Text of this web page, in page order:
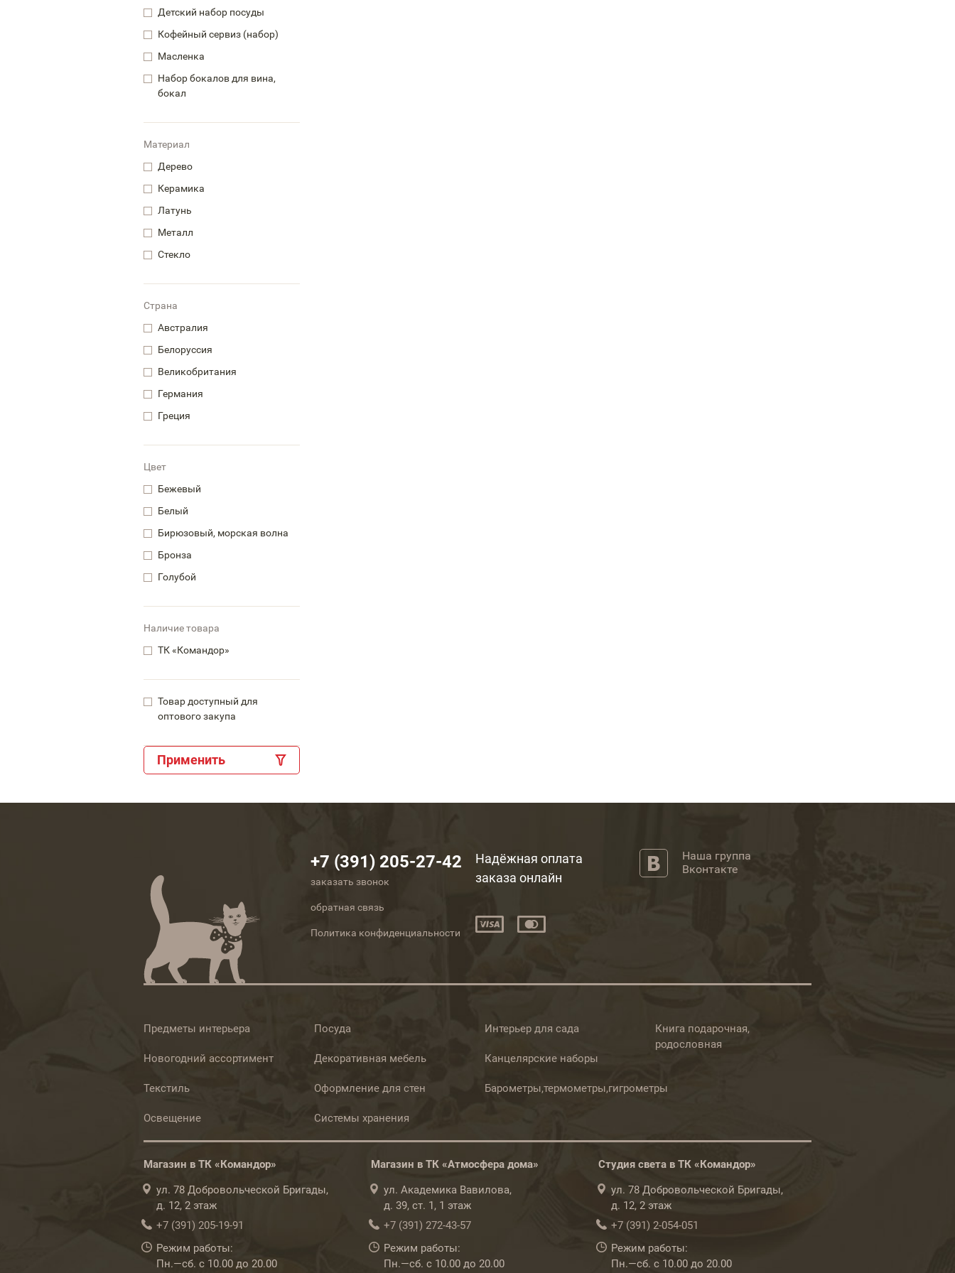
Детский набор посуды
Кофейный сервиз (набор)
Масленка
Набор бокалов для вина,
бокал
Материал
Дерево
Керамика
Латунь
Металл
Стекло
Страна
Австралия
Белоруссия
Великобритания
Германия
Греция
Цвет
Бежевый
Белый
Бирюзовый, морская волна
Бронза
Голубой
Наличие товара
ТК «Командор»
Товар доступный для
оптового закупа
Применить
+7 (391) 205-27-42
заказать звонок
обратная связь
Политика конфиденциальности
Надёжная оплата
заказа онлайн
Наша группа
Вконтакте
Предметы интерьера
Новогодний ассортимент
Текстиль
Освещение
Посуда
Декоративная мебель
Оформление для стен
Системы хранения
Интерьер для сада
Канцелярские наборы
Барометры,термометры,гигрометры
Книга подарочная,
родословная
Магазин в ТК «Командор»
ул. 78 Добровольческой Бригады,
д. 12, 2 этаж
+7 (391) 205-19-91
Режим работы:
Пн.—сб. с 10.00 до 20.00
Магазин в ТК «Атмосфера дома»
ул. Академика Вавилова,
д. 39, ст. 1, 1 этаж
+7 (391) 272-43-57
Режим работы:
Пн.—сб. с 10.00 до 20.00
Студия света в ТК «Командор»
ул. 78 Добровольческой Бригады,
д. 12, 2 этаж
+7 (391) 2-054-051
Режим работы:
Пн.—сб. с 10.00 до 20.00